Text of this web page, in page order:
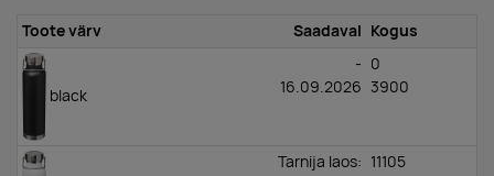
Toote värv Saadaval Kogus
black
-
16.09.2026
0
3900
Tarnija laos: 11105